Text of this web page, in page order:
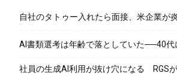
自社のタトゥー入れたら面接、米企業が
AI書類選考は年齢で落としていた──40代
社員の生成AI利用が抜け穴になる RGS